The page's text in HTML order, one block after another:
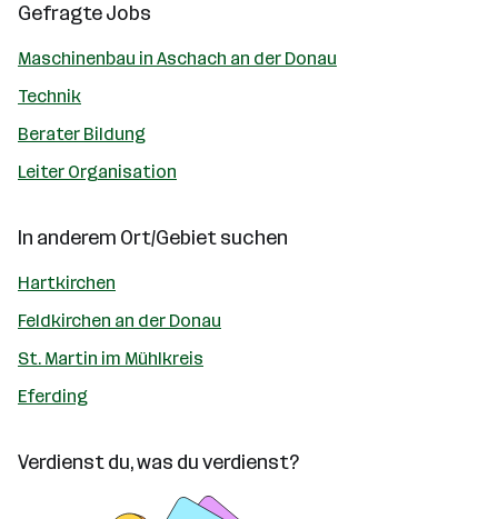
Gefragte Jobs
Maschinenbau in Aschach an der Donau
Technik
Berater Bildung
Leiter Organisation
In anderem Ort/Gebiet suchen
Hartkirchen
Feldkirchen an der Donau
St. Martin im Mühlkreis
Eferding
Verdienst du, was du verdienst?